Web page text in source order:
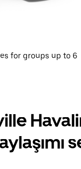
for groups up to 6